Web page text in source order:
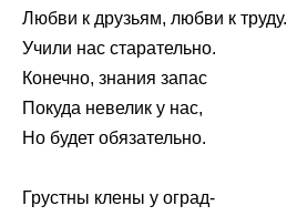
Любви к друзьям, любви к труду.
Учили нас старательно.
Конечно, знания запас
Покуда невелик у нас,
Но будет обязательно.
Грустны клены у оград-